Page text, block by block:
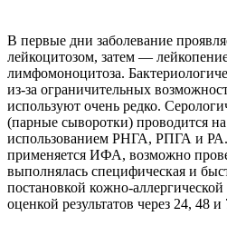
В первые дни заболевание
лейкоцитозом, затем —
лимфомоноцитоза.
из-за ограничительных
используют очень редко.
(парные сыворотки) проводится
использованием РНГА, РПГА и
применяется ИФА, возможно
выполнялась специфическая и
постановкой кожно-
оценкой результатов через 24, 48